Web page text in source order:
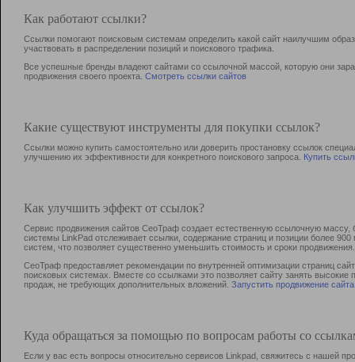
Как работают ссылки?
Ссылки помогают поисковым системам определить какой сайт наилучшим
участвовать в раcпределении позиций и поискового трафика.
Все успешные бренды владеют сайтами со ссылочной массой, которую они
продвижения своего проекта. Смотреть ссылки сайтов
Какие существуют инструменты для покупки ссылок?
Ссылки можно купить самостоятельно или доверить простановку ссылок
улучшению их эффективности для конкретного поискового запроса. Купить
Как улучшить эффект от ссылок?
Сервис продвижения сайтов СеоТраф создает естественную ссылочную
системы LinkPad отслеживает ссылки, содержание страниц и позиции более
систем, что позволяет существенно уменьшить стоимость и сроки продвижения.
СеоТраф предоставляет рекомендации по внутренней оптимизации страниц
поисковых системах. Вместе со ссылками это позволяет сайту занять
продаж, не требующих дополнительных вложений. Запустить продвижение сайта
Куда обращаться за помощью по вопросам работы со
Если у вас есть вопросы относительно сервисов Linkpad, свяжитесь с нашей